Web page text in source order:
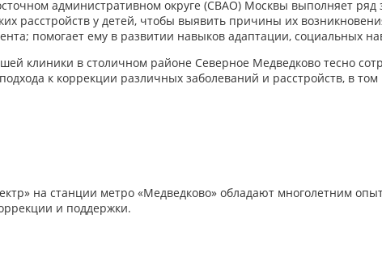
административном округе (СВАО) Москвы выполняет ряд
расстройств у детей, чтобы выявить причины их
помогает ему в развитии навыков адаптации, социальных
клиники в столичном районе Северное Медведково тесно
к коррекции различных заболеваний и расстройств, в том
на станции метро «Медведково» обладают многолетним
и поддержки.